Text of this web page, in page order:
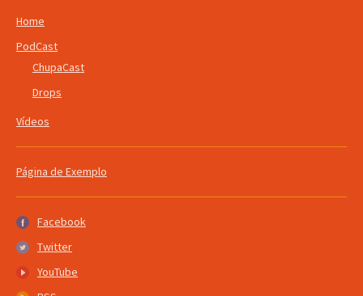
Home
PodCast
ChupaCast
Drops
Vídeos
Página de Exemplo
Facebook
Facebook
Twitter
Twitter
YouTube
YouTube